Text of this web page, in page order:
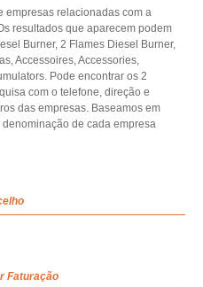
empresas relacionadas com a
resultados que aparecem podem
Burner, 2 Flames Diesel Burner,
Accessoires, Accessories,
Pode encontrar os 2
com o telefone, direção e
das empresas. Baseamos em
de cada empresa
Faturação